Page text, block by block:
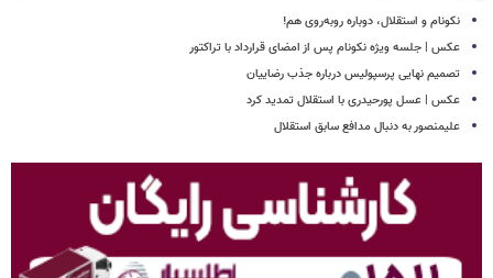
نکونام و استقلال، دوباره روبه‌روی هم!
عکس | جلسه ویژه نکونام پس از امضای قرارداد با تراکتور
تصمیم نهایی پرسپولیس درباره جذب رضاییان
عکس | عسل پورحیدری با استقلال تمدید کرد
علیمنصور به دنبال مدافع سابق استقلال